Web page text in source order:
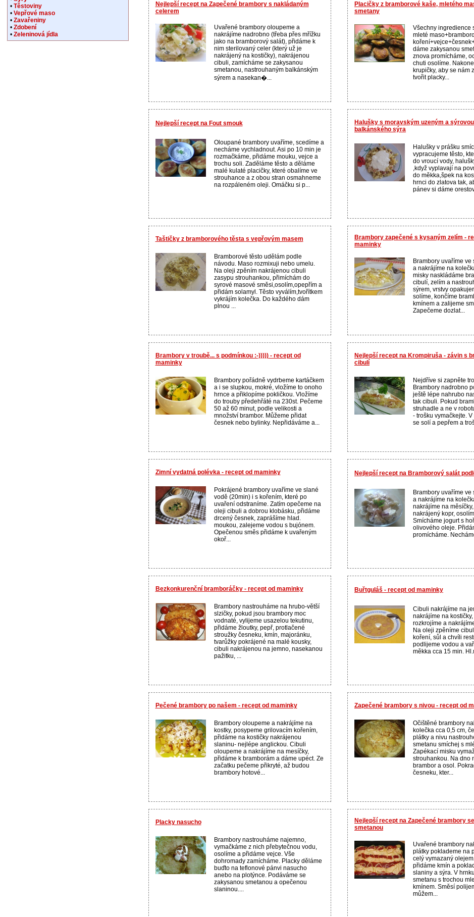
Nejlepší recept na Zapečené brambory s nakládaným
celerem
Uvařené brambory oloupeme a
nakrájíme nadrobno (třeba přes mřížku
jako na bramborový salát), přidáme k
nim sterilovaný celer (který už je
nakrájený na kostičky), nakrájenou
cibuli, zamícháme se zakysanou
smetanou, nastrouhaným balkánským
sýrem a nasekan�...
Placičky z bramborové kaše, mletého
smetany
Všechny ingredience
mleté
dáme zakysanou
znova promícháme,
chuti osolíme.
krupičky, aby se nám
tvořit placky...
Nejlepší recept na Fout smouk
Oloupané brambory uvaříme, scedíme a
necháme vychladnout. Asi po 10 min je
rozmačkáme, přidáme mouku, vejce a
trochu soli. Zaděláme těsto a děláme
malé kulaté placičky, které obalíme ve
strouhance a z obou stran osmahneme
na rozpáleném oleji. Omáčku si p...
Halušky s moravským uzeným a
balkánského sýra
Halušky v prášku
vypracujeme těsto,
do vroucí vody,
,když vyplavají na
do měkka,špek na
hrnci do zlatova tak,
pánev si dáme
Taštičky z bramborového těsta s vepřovým masem
Bramborové těsto udělám podle
návodu. Maso rozmixuji nebo umelu.
Na oleji zpěním nakrájenou cibuli
zasypu strouhankou, přimíchám do
syrové masové směsi,osolím,opepřím a
přidám solamyl. Těsto vyválím,tvořítkem
vykrájím kolečka. Do každého dám
plnou ...
Brambory zapečené s kysaným zelím -
maminky
Brambory uvaříme
a nakrájíme na
misky naskládáme
cibulí, zelím a
sýrem, vrstvy
solíme, končíme
kmínem a zalijeme
Zapečeme dozlat...
Brambory v troubě... s podmínkou :-))))) - recept od
maminky
Brambory pořádně vydrbeme kartáčkem
a i se slupkou, mokré, vložíme to onoho
hrnce a přiklopíme pokličkou. Vložíme
do trouby předehřáté na 230st. Pečeme
50 až 60 minut, podle velikosti a
množství brambor. Můžeme přidat
česnek nebo bylinky. Nepřidáváme a...
Nejlepší recept na Krompiruša - závin s
cibulí
Nejdříve si zapněte
Brambory nadrobno
ještě lépe nahrubo
tak cibuli. Pokud
struhadle a ne v
- trošku vymačkejte.
se solí a pepřem a
Zimní vydatná polévka - recept od maminky
Pokrájené brambory uvaříme ve slané
vodě (20min) i s kořením, které po
uvaření odstraníme. Zatím opečeme na
oleji cibuli a dobrou klobásku, přidáme
drcený česnek, zaprášíme hlad.
moukou, zalejeme vodou s bujónem.
Opečenou směs přidáme k uvařeným
okoř...
Nejlepší recept na Bramborový salát
Brambory uvaříme
a nakrájíme na
nakrájíme na
nakrájený kopr,
Smícháme jogurt s
olivového oleje.
promícháme.
Bezkonkurenční bramboráčky - recept od maminky
Brambory nastrouháme na hrubo-větší
slzičky, pokud jsou brambory moc
vodnaté, vylijeme usazelou tekutinu,
přidáme žloutky, pepř, protlačené
stroužky česneku, kmín, majoránku,
tvarůžky pokrájené na malé kousky,
cibuli nakrájenou na jemno, nasekanou
pažitku, ...
Buřtguláš - recept od maminky
Cibuli nakrájíme na
nakrájíme na
rozkrojíme a
Na oleji zpěníme
koření, sůl a chvíli
podlijeme vodou a
měkka cca 15 min.
Pečené brambory po našem - recept od maminky
Brambory oloupeme a nakrájíme na
kostky, posypeme grilovacím kořením,
přidáme na kostičky nakrájenou
slaninu- nejlépe anglickou. Cibuli
oloupeme a nakrájíme na mesíčky,
přidáme k bramborám a dáme upéct. Ze
začatku pečeme přikryté, až budou
brambory hotové...
Zapečené brambory s nivou - recept od
Očištěné brambory
kolečka cca 0,5 cm,
plátky a nivu
smetanu smíchej s
Zapékací misku
strouhankou. Na dno
brambor a osol.
česneku, kter...
Placky nasucho
Brambory nastrouháme najemno,
vymačkáme z nich přebytečnou vodu,
osolíme a přidáme vejce. Vše
dohromady zamícháme. Placky děláme
buďto na teflonové pánvi nasucho
anebo na plotýnce. Podáváme se
zakysanou smetanou a opečenou
slaninou....
Nejlepší recept na Zapečené brambory
smetanou
Uvařené brambory
plátky poklademe na
celý vymazaný
přidáme kmín a
slaniny a sýra. V
smetanu s trochou
kmínem. Směsí
můžem...
• Těstoviny
• Vepřové maso
• Zavařeniny
• Zdobení
• Zeleninová jídla